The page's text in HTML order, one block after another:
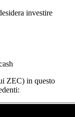
investire
ZEC) in questo